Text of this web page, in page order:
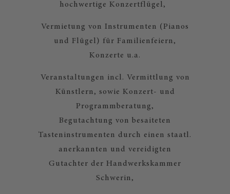
hochwertige Konzertflügel,
Vermietung von Instrumenten (Pianos
und Flügel) für Familienfeiern,
Konzerte u.a.
Veranstaltungen incl. Vermittlung von
Künstlern, sowie Konzert- und
Programmberatung,
Begutachtung von besaiteten
Tasteninstrumenten durch einen staatl.
anerkannten und vereidigten
Gutachter der Handwerkskammer
Schwerin,